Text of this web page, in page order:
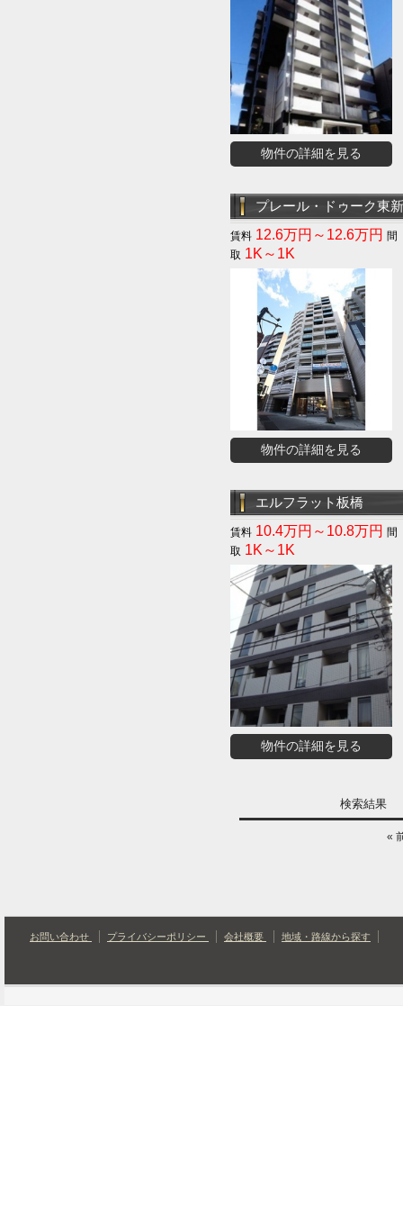
物件の詳細を見る
プレール・ドゥーク東
12.6万円～12.6万円
1K～1K
物件の詳細を見る
エルフラット板橋
10.4万円～10.8万円
1K～1K
物件の詳細を見る
検索結
«
お問い合わせ プライバシーポリシー 会社概要 地域・路線から探す